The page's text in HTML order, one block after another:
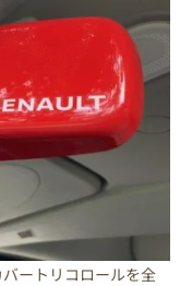
ートリコロールを全